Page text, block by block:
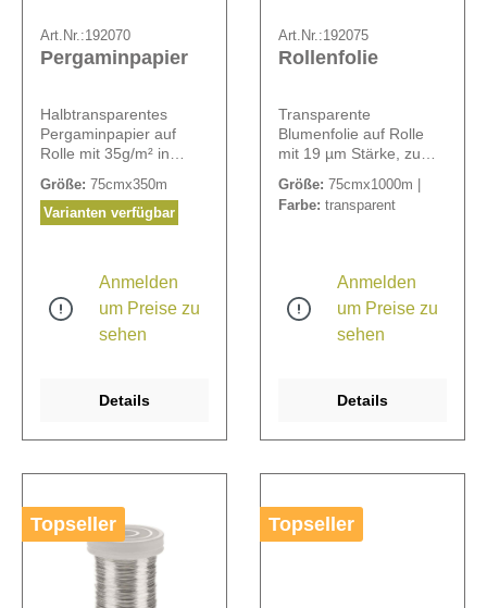
Art.Nr.:192070
Pergaminpapier
Halbtransparentes
Pergaminpapier auf
Rolle mit 35g/m² in
Qualität.
Größe: 75cmx350m
Varianten verfügbar
Anmelden
um Preise zu
sehen
Details
Art.Nr.:192075
Rollenfolie
Transparente
Blumenfolie auf Rolle
mit 19 µm Stärke, zu
Größe: 75cmx1000m |
Farbe: transparent
Anmelden
um Preise zu
sehen
Details
Topseller Topseller